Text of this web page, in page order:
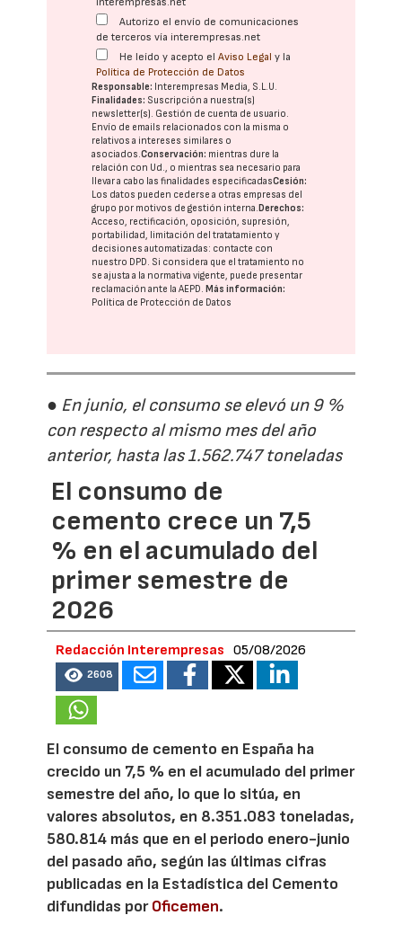
Autorizo el envío de comunicaciones
de terceros vía interempresas.net
He leído y acepto elAviso Legal y la
Política de Protección de Datos
Responsable: Interempresas Media, S.L.U.
Finalidades: Suscripción a nuestra(s)
newsletter(s). Gestión de cuenta de usuario.
Envío de emails relacionados con la misma o
relativos a intereses similares o
asociados.Conservación: mientras dure la
relación con Ud., o mientras sea necesario para
llevar a cabo las finalidades especificadasCesión:
Los datos pueden cederse a otras empresas del
grupo por motivos de gestión interna. Derechos:
Acceso, rectificación, oposición, supresión,
portabilidad, limitación del tratatamiento y
decisiones automatizadas: contacte con
nuestro DPD. Si considera que el tratamiento no
se ajusta a la normativa vigente, puede presentar
reclamación ante laAEPD. Más información:
Política de Protección de Datos
● En junio, el consumo se elevó un 9 %
con respecto al mismo mes del año
anterior, hasta las 1.562.747 toneladas
El consumo de
cemento crece un 7,5
% en el acumulado del
primer semestre de
2026
Redacción Interempresas 05/08/2026
2608
El consumo de cemento en España ha
crecido un 7,5 % en el acumulado del primer
semestre del año, lo que lo sitúa, en
valores absolutos, en 8.351.083 toneladas,
580.814 más que en el periodo enero-junio
del pasado año, según las últimas cifras
publicadas en la Estadística del Cemento
difundidas porOficemen.